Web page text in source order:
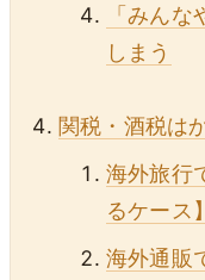
「みん
しまう
関税・酒税は
海外旅行
るケース】
海外通販